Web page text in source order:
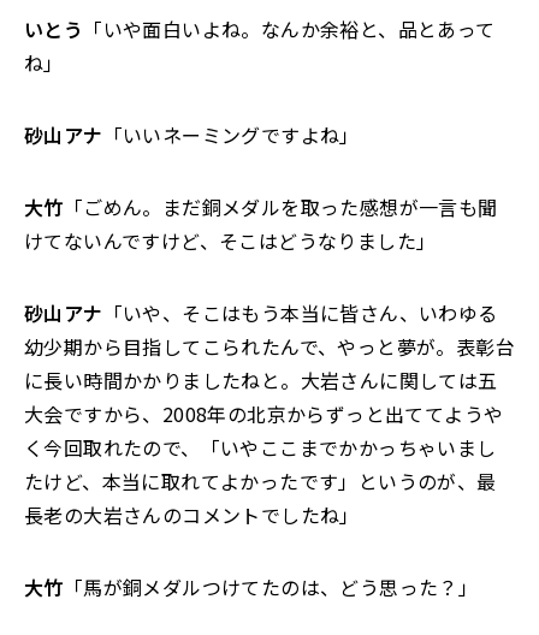
いとう 「いや面白いよね。なんか余裕と、品とあって
ね」
砂山アナ 「いいネーミングですよね」
大竹 「ごめん。まだ銅メダルを取った感想が一言も聞
けてないんですけど、そこはどうなりました」
砂山アナ 「いや、そこはもう本当に皆さん、いわゆる
幼少期から目指してこられたんで、やっと夢が。表彰台
に長い時間かかりましたねと。大岩さんに関しては五
大会ですから、2008年の北京からずっと出ててようや
く今回取れたので、「いやここまでかかっちゃいまし
たけど、本当に取れてよかったです」というのが、最
長老の大岩さんのコメントでしたね」
大竹 「馬が銅メダルつけてたのは、どう思った？」